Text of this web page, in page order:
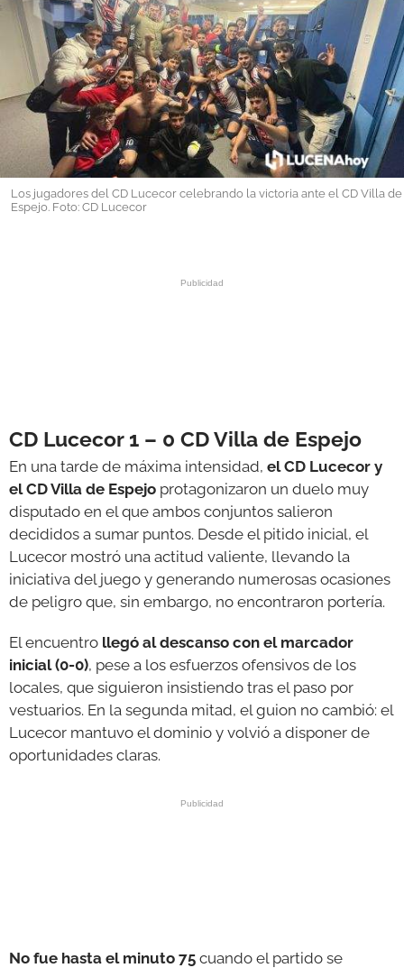
SUBBÉTICA HOY
SALUD
OBRAS
NECROLÓGICAS
GALERÍAS
Los jugadores del CD Lucecor celebrando la victoria ante el CD Villa de
Espejo. Foto: CD Lucecor
CD Lucecor 1 – 0 CD Villa de Espejo
En una tarde de máxima intensidad, el CD Lucecor y
el CD Villa de Espejo protagonizaron un duelo muy
disputado en el que ambos conjuntos salieron
decididos a sumar puntos. Desde el pitido inicial, el
Lucecor mostró una actitud valiente, llevando la
iniciativa del juego y generando numerosas ocasiones
de peligro que, sin embargo, no encontraron portería.
El encuentro llegó al descanso con el marcador
inicial (0-0), pese a los esfuerzos ofensivos de los
locales, que siguieron insistiendo tras el paso por
vestuarios. En la segunda mitad, el guion no cambió: el
Lucecor mantuvo el dominio y volvió a disponer de
oportunidades claras.
No fue hasta el minuto 75 cuando el partido se